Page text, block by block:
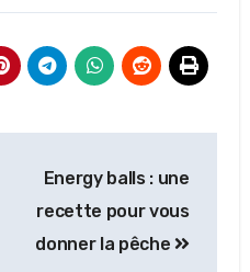
Energy balls : une
recette pour vous
donner la pêche